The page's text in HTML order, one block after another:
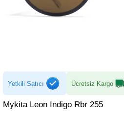
Yetkili Satıcı Ücretsiz Kargo
Mykita Leon Indigo Rbr 255